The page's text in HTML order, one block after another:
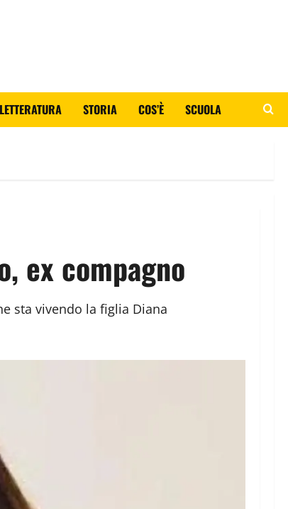
LETTERATURA STORIA COS’È SCUOLA
ex compagno
sta vivendo la figlia Diana